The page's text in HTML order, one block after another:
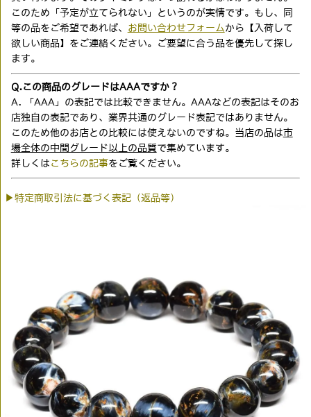
このため「予定が立てられない」というのが実情です。もし、同
等の品をご希望であれば、 お問い合わせフォーム から【入荷して
欲しい商品】をご連絡ください。ご要望に合う品を優先して探し
ます。
Q.この商品のグレードはAAAですか？
A. 「AAA」の表記では比較できません。AAAなどの表記はそのお
店独自の表記であり、業界共通のグレード表記ではありません。
このため他のお店との比較には使えないのですね。当店の品は市
場全体の中間グレード以上の品質で集めています。
詳しくは こちらの記事をご覧ください。
▶特定商取引法に基づく表記（返品等）